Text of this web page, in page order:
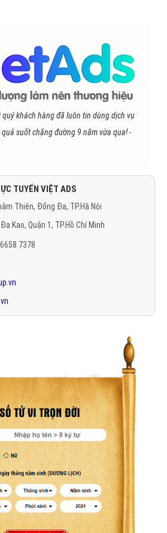
khách hàng đã luôn tin dùng dịch vụ
suốt chặng đường 9 năm vừa qua! -
TUYẾN VIỆT ADS
Thiên, Đống Đa, TP.Hà Nội
Kao, Quận 1, TP.Hồ Chí Minh
7378